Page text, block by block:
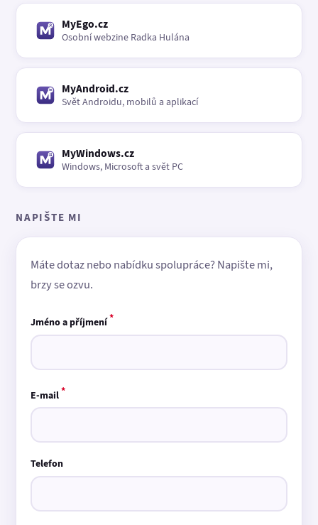
MyEgo.cz
Osobní webzine Radka Hulána
MyAndroid.cz
Svět Androidu, mobilů a aplikací
MyWindows.cz
Windows, Microsoft a svět PC
NAPIŠTE MI
Máte dotaz nebo nabídku spolupráce? Napište mi,
brzy se ozvu.
Jméno a příjmení*
E-mail*
Telefon